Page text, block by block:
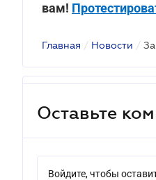
вам!
Главная / Новости /
Оставьте
Войдите, чтобы